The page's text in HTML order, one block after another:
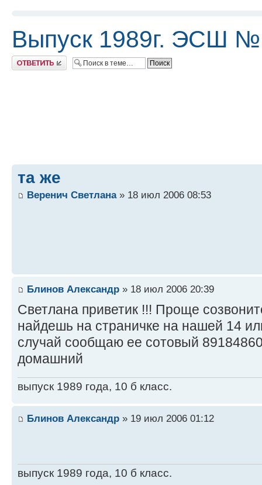
Выпуск 1989г. ЭСШ
Ответить
та же
Веренич Светлана» 18 июл 2006 08:53
Блинов Александр » 18 июл 2006 20:39
Светлана приветик !!! Проще
найдешь на страничке на нашей 14
случай сообщаю ее сотовый
домашний
выпуск 1989 года, 10 б класс.
Блинов Александр » 19 июл 2006 01:12
выпуск 1989 года, 10 б класс.